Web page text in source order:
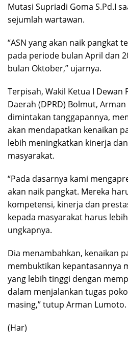
Mutasi Supriadi Goma S.Pd.I
sejumlah wartawan.
“ASN yang akan naik pangkat
pada periode bulan April dan
bulan Oktober,” ujarnya.
Terpisah, Wakil Ketua I Dewan
Daerah (DPRD) Bolmut,
dimintakan tanggapannya,
akan mendapatkan kenaikan
lebih meningkatkan kinerja
masyarakat.
“Pada dasarnya kami
akan naik pangkat. Mereka
kompetensi, kinerja dan
kepada masyarakat harus
ungkapnya.
Dia menambahkan, kenaikan
membuktikan kepantasannya
yang lebih tinggi dengan
dalam menjalankan tugas
masing,” tutup Arman Lumoto.
(Har)